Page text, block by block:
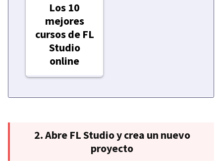
Los 10
mejores
cursos de FL
Studio
online
2. Abre FL Studio y crea un nuevo
proyecto